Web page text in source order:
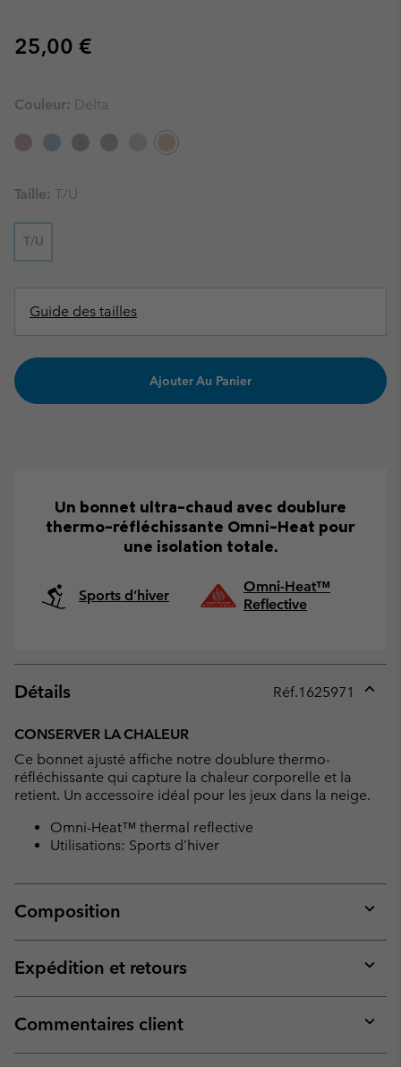
Regular price:
25,00 €
Couleur: Delta
Taille: T/U
T/U
Guide des tailles
Ajouter Au Panier
Un bonnet ultra-chaud avec doublure
thermo-réfléchissante Omni-Heat pour
une isolation totale.
Sports d’hiver
Omni-Heat™
Reflective
Détails Réf.1625971
CONSERVER LA CHALEUR
Ce bonnet ajusté affiche notre doublure thermo-
réfléchissante qui capture la chaleur corporelle et la
retient. Un accessoire idéal pour les jeux dans la neige.
Omni-Heat™ thermal reflective
Utilisations: Sports d’hiver
Composition
or
Expédition et retours
or
Commentaires client
or